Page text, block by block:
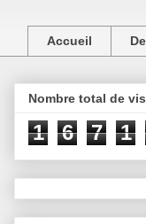
Accueil
Nombre total de
1 6 7 1